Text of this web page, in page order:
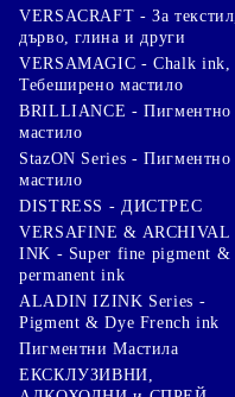
VERSACRAFT - За текстил,
дърво, глина и други
VERSAMAGIC - Chalk ink,
Тебеширено мастило
BRILLIANCE - Пигментно
мастило
StazON Series - Пигментно
мастило
DISTRESS - ДИСТРЕС
VERSAFINE & ARCHIVAL
INK - Super fine pigment &
permanent ink
ALADIN IZINK Series -
Pigment & Dye French ink
Пигментни Мастила
ЕКСКЛУЗИВНИ,